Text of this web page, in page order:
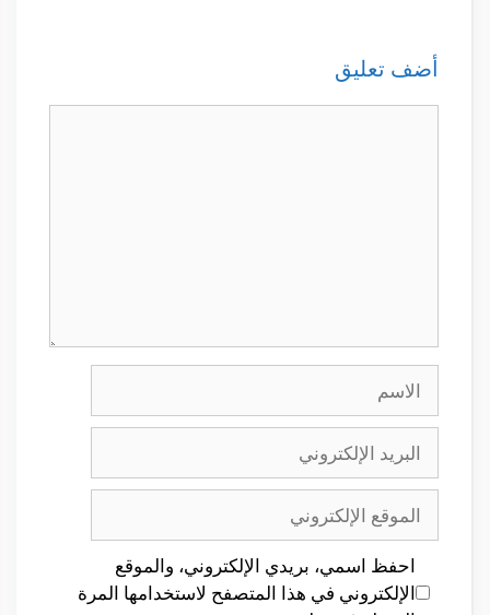
أضف تعليق
الاسم
البريد
الإلكتروني
الموقع
الإلكتروني
احفظ اسمي، بريدي الإلكتروني، والموقع
الإلكتروني في هذا المتصفح لاستخدامها المرة